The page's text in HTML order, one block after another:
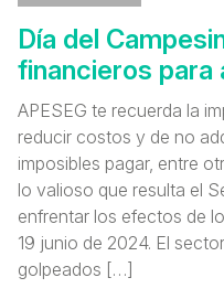
Día del
financieros para
APESEG te recuerda la
reducir costos y de no
imposibles pagar, entre
lo valioso que resulta el
enfrentar los efectos de
19 junio de 2024. El
golpeados […]